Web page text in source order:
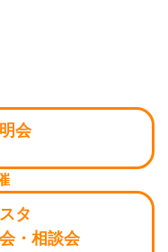
会
タ
・相談会